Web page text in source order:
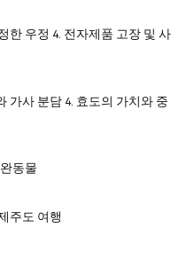
한 우정 4. 전자제품 고장 및 사
가사 분담 4. 효도의 가치와 중
동물
주도 여행